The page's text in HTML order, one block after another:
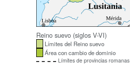
Reino suevo (siglos V-VI)
Límites del Reino suevo
Área con cambio de dominio
Límites de provincias romanas